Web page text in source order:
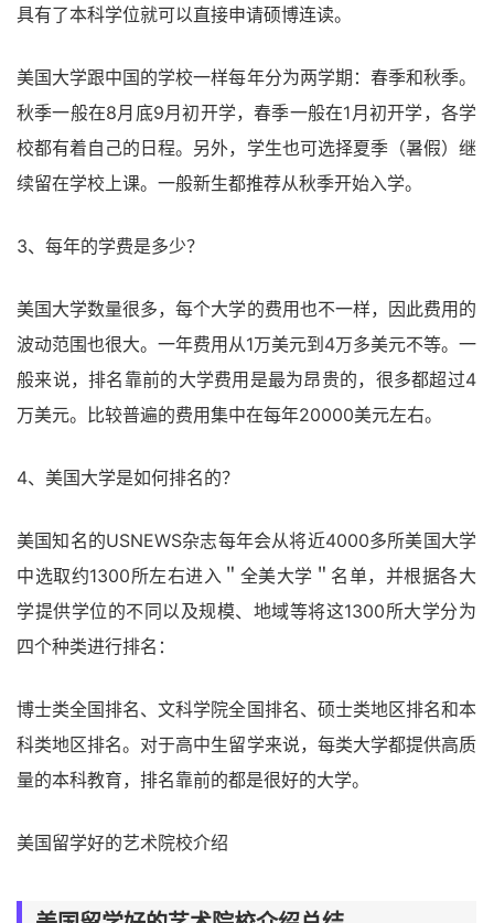
具有了本科学位就可以直接申请硕博连读。
美国大学跟中国的学校一样每年分为两学期：春季和秋季。
秋季一般在8月底9月初开学，春季一般在1月初开学，各学
校都有着自己的日程。另外，学生也可选择夏季（暑假）继
续留在学校上课。一般新生都推荐从秋季开始入学。
3、每年的学费是多少？
美国大学数量很多，每个大学的费用也不一样，因此费用的
波动范围也很大。一年费用从1万美元到4万多美元不等。一
般来说，排名靠前的大学费用是最为昂贵的，很多都超过4
万美元。比较普遍的费用集中在每年20000美元左右。
4、美国大学是如何排名的？
美国知名的USNEWS杂志每年会从将近4000多所美国大学
中选取约1300所左右进入＂全美大学＂名单，并根据各大
学提供学位的不同以及规模、地域等将这1300所大学分为
四个种类进行排名：
博士类全国排名、文科学院全国排名、硕士类地区排名和本
科类地区排名。对于高中生留学来说，每类大学都提供高质
量的本科教育，排名靠前的都是很好的大学。
美国留学好的艺术院校介绍